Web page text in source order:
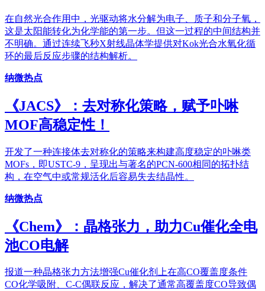
在自然光合作用中，光驱动将水分解为电子、质子和分子氧，
这是太阳能转化为化学能的第一步。但这一过程的中间结构并
不明确。通过连续飞秒X射线晶体学提供对Kok光合水氧化循
环的最后反应步骤的结构解析。
纳微热点
《JACS》：去对称化策略，赋予卟啉
MOF高稳定性！
开发了一种连接体去对称化的策略来构建高度稳定的卟啉类
MOFs，即USTC-9，呈现出与著名的PCN-600相同的拓扑结
构，在空气中或常规活化后容易失去结晶性。
纳微热点
《Chem》：晶格张力，助力Cu催化全电
池CO电解
报道一种晶格张力方法增强Cu催化剂上在高CO覆盖度条件
CO化学吸附、C-C偶联反应，解决了通常高覆盖度CO导致偶